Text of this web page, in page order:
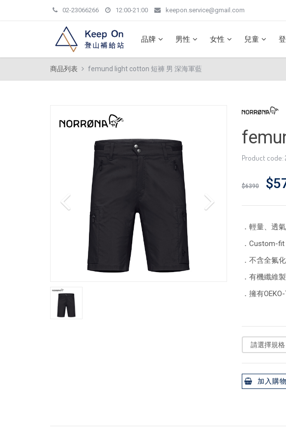
02-23066266 12:00-21:00 keepon.service@gmail.com
品牌 男性 女性 兒童
商品列表 femund light cotton 短褲 男 深海軍藍
Product code:
$6390
．輕量、透
．Custom-
．不含全氟
．有機纖維
．擁有
加入購